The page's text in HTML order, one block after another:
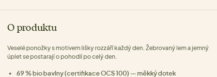
O produktu
Veselé ponožky s motivem lišky rozzáří každý den. Žebrovaný lem a jemný
úplet se postarají o pohodlí po celý den.
69 % bio bavlny (certifikace OCS 100) — měkký dotek